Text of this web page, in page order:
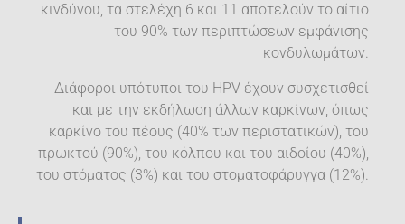
κινδύνου, τα στελέχη 6 και 11 αποτελούν το αίτιο
του 90% των περιπτώσεων εμφάνισης
κονδυλωμάτων.
Διάφοροι υπότυποι του HPV έχουν συσχετισθεί
και με την εκδήλωση άλλων καρκίνων, όπως
καρκίνο του πέους (40% των περιστατικών), του
πρωκτού (90%), του κόλπου και του αιδοίου (40%),
του στόματος (3%) και του στοματοφάρυγγα (12%).